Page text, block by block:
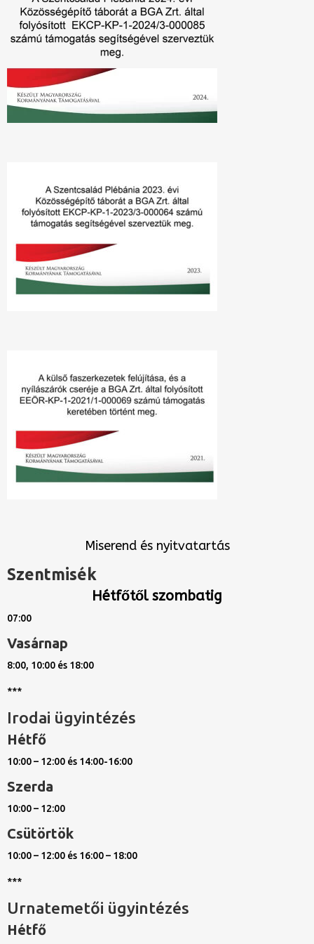
Miserend és nyitvatartás
Szentmisék
Hétfőtől szombatig
07:00
Vasárnap
8:00, 10:00 és 18:00
***
Irodai ügyintézés
Hétfő
10:00 – 12:00 és 14:00-16:00
Szerda
10:00 – 12:00
Csütörtök
10:00 – 12:00 és 16:00 – 18:00
***
Urnatemetői ügyintézés
Hétfő